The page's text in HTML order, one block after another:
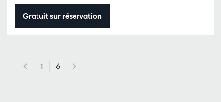
Gratuit sur réservation
1 6